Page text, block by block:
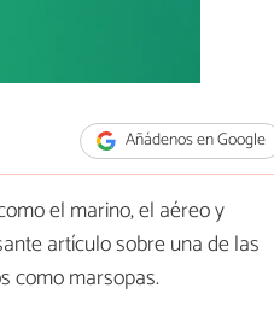
Añádenos en Google
el marino, el aéreo y
artículo sobre una de las
como marsopas.